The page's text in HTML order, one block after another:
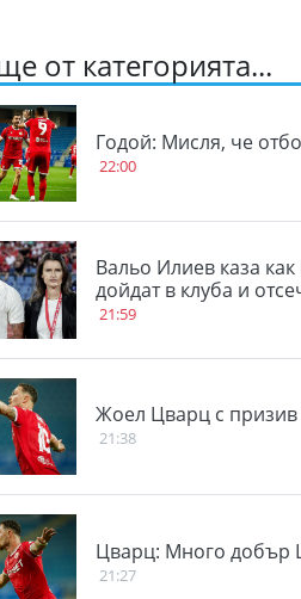
от категорията...
Годой: Мисля, че
22:00
Вальо Илиев каза
дойдат в клуба и
21:59
Жоел Цварц с
21:38
Цварц: Много добър
21:27